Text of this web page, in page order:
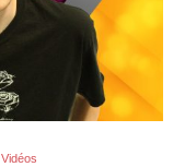
Vidéos